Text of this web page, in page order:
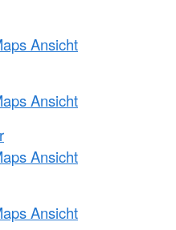
Ansicht
Ansicht
Ansicht
Ansicht